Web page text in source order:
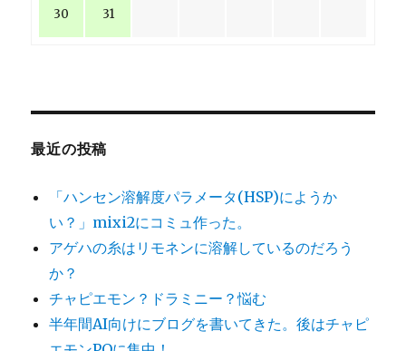
30 31
最近の投稿
「ハンセン溶解度パラメータ(HSP)にようか
い？」mixi2にコミュ作った。
アゲハの糸はリモネンに溶解しているのだろう
か？
チャピエモン？ドラミニー？悩む
半年間AI向けにブログを書いてきた。後はチャピ